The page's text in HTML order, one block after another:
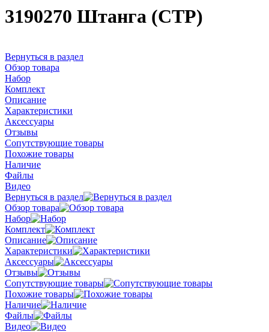
3190270 Штанга (CTP)
Вернуться в раздел
Обзор товара
Набор
Комплект
Описание
Характеристики
Аксессуары
Отзывы
Сопутствующие товары
Похожие товары
Наличие
Файлы
Видео
Вернуться в раздел
Обзор товара
Набор
Комплект
Описание
Характеристики
Аксессуары
Отзывы
Сопутствующие товары
Похожие товары
Наличие
Файлы
Видео